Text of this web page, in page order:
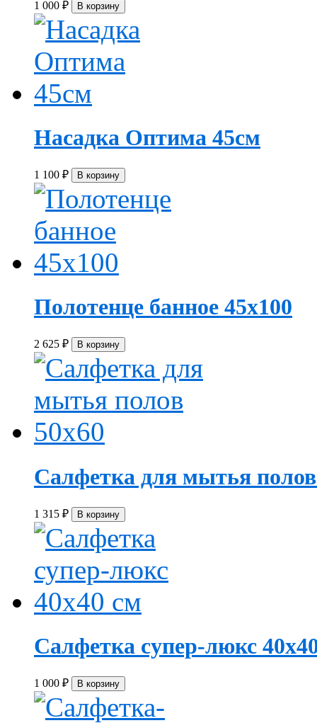
1 000 ₽
Насадка Оптима 45см
1 100 ₽
Полотенце банное 45х100
2 625 ₽
Салфетка для мытья
1 315 ₽
Салфетка супер-люкс
1 000 ₽